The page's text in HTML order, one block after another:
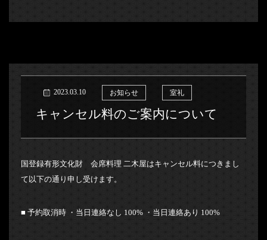
2023.03.10 お知らせ 室礼
キャンセル料のご案内について
国登録有形文化財 会席料理 二木屋はキャンセル料につきまし
て以下の通り申し受けます。
■ 予約取消時 ・当日連絡なし 100% ・当日連絡あり 100%